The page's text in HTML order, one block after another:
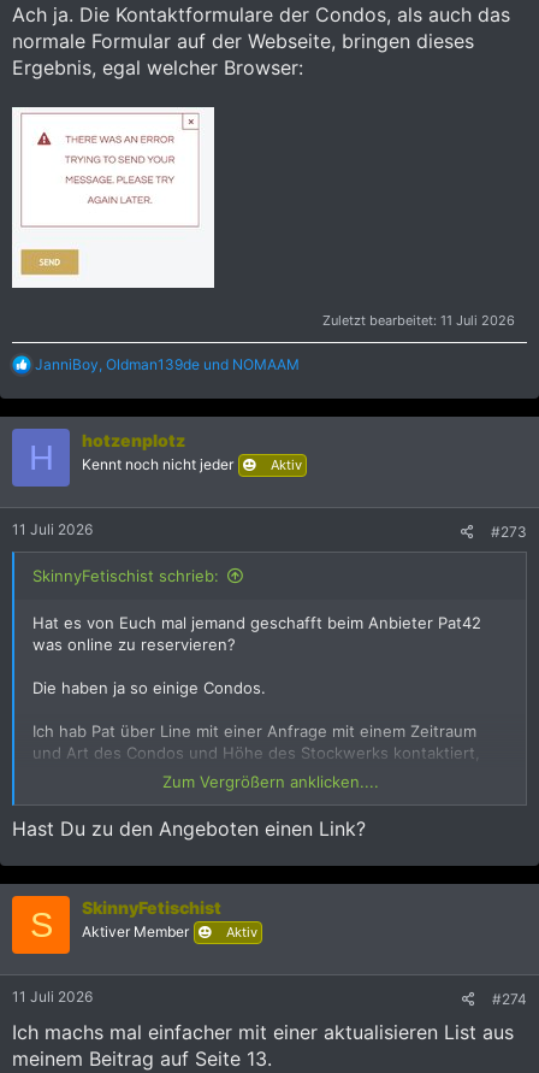
Ach ja. Die Kontaktformulare der Condos, als auch das
normale Formular auf der Webseite, bringen dieses
Ergebnis, egal welcher Browser:
Zuletzt bearbeitet: 11 Juli 2026
R
a
k
i
n
:
JanniBoy, Oldman139de und NOMAAM
H hotzenplotz
Kennt noch nicht jeder Aktiv
11 Juli 2026 #273
SkinnyFetischist schrieb:
Hat es von Euch mal jemand geschafft beim Anbieter Pat42
was online zu reservieren?
Die haben ja so einige Condos.
Ich hab Pat über Line mit einer Anfrage mit einem Zeitraum
und Art des Condos und Höhe des Stockwerks kontaktiert,
kam nur zurück „yes available“.
Auf keine der Folgefragen über Preise, Konditionen, konkretes
Condo aus der Liste bekam ich eine Antwort. Hab schon 2x
nicht zu nerven. Die Nachrichten wurden nicht mal gelesen.
Auch auf eine Email ans Office keinerlei Reaktion nach 5
Tagen.
Leider hat Pat42 kein Online Buchungssystem, nur so
Liste im Kontaktformular ist nicht 100% geführt.
Zum Vergrößern anklicken....
Hast Du zu den Angeboten einen Link?
S SkinnyFetischist
Aktiver Member Aktiv
11 Juli 2026 #274
Ich machs mal einfacher mit einer aktualisieren List aus
meinem Beitrag auf Seite 13.